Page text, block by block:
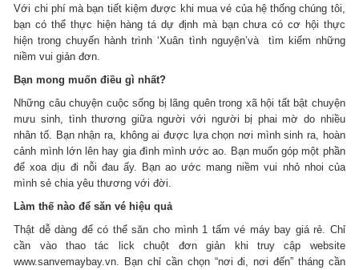
Với chi phí mà bạn tiết kiệm được khi mua vé của hệ thống chúng tôi,
bạn có thể thực hiện hàng tá dự định mà bạn chưa có cơ hội thực
hiện trong chuyến hành trình ‘Xuân tình nguyện’và tìm kiếm những
niềm vui giản đơn.
Bạn mong muốn điều gì nhất?
Những câu chuyện cuộc sống bị lãng quên trong xã hội tất bật chuyện
mưu sinh, tình thương giữa người với người bị phai mờ do nhiều
nhân tố. Bạn nhận ra, không ai được lựa chọn nơi mình sinh ra, hoàn
cảnh mình lớn lên hay gia đình mình ước ao. Bạn muốn góp một phần
để xoa dịu đi nỗi đau ấy. Bạn ao ước mang niềm vui nhỏ nhoi của
mình sẻ chia yêu thương với đời.
Làm thế nào để săn vé hiệu quả
Thật dễ dàng để có thể săn cho mình 1 tấm vé máy bay giá rẻ. Chỉ
cần vào thao tác lick chuột đơn giản khi truy cập website
www.sanvemaybay.vn. Bạn chỉ cần chọn “nơi đi, nơi đến” tháng cần